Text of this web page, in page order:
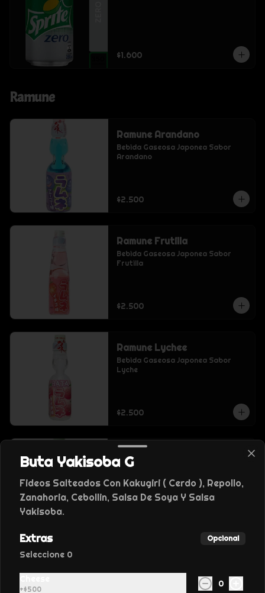
$1.600
Ramune
Ramune Arandano
Bebida Gaseosa Japonea Sabor
Arandano
$2.500
Ramune Frutilla
Bebida Gaseosa Japonea Sabor
Frutilla
$2.500
Ramune Lychee
Bebida Gaseosa Japonea Sabor
Lyche
$2.500
Ramune Piña
Bebida Gaseosa Japonea Sabor
Buta Yakisoba G
Fideos Salteados Con Kakugiri ( Cerdo ), Repollo,
Zanahoria, Cebollin, Salsa De Soya Y Salsa
Yakisoba.
Extras Opcional
Seleccione 0
+$500
0